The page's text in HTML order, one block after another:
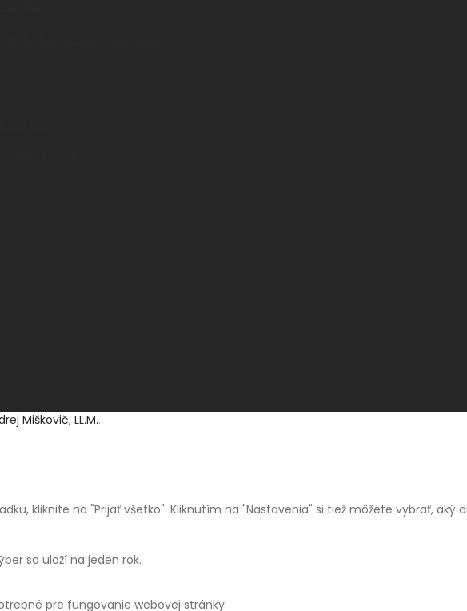
Miškovič, LL.M..
kliknite na "Prijať všetko". Kliknutím na "Nastavenia" si tiež môžete vybrať,
sa uloží na jeden rok.
pre fungovanie webovej stránky.